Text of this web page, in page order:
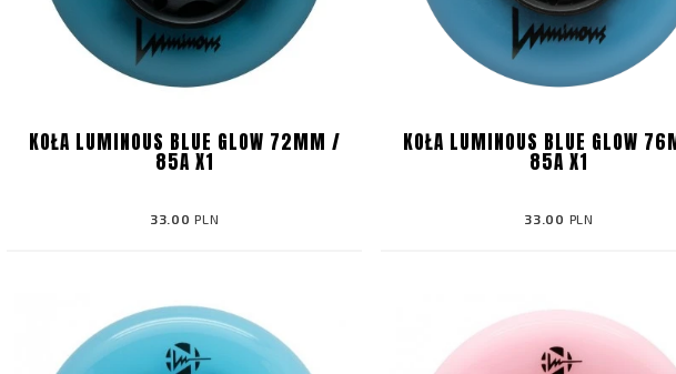
KOŁA LUMINOUS BLUE GLOW 72MM /
85A X1
33.00 PLN
KOŁA LUMINOUS BLUE GLOW
85A X1
33.00 PLN